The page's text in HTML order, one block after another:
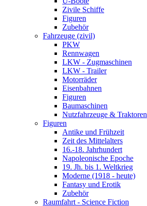
Zivile Schiffe
Figuren
Zubehör
Fahrzeuge (zivil)
PKW
Rennwagen
LKW - Zugmaschinen
LKW - Trailer
Motorräder
Eisenbahnen
Figuren
Baumaschinen
Nutzfahrzeuge & Traktoren
Figuren
Antike und Frühzeit
Zeit des Mittelalters
16.-18. Jahrhundert
Napoleonische Epoche
19. Jh. bis 1. Weltkrieg
Moderne (1918 - heute)
Fantasy und Erotik
Zubehör
Raumfahrt - Science Fiction